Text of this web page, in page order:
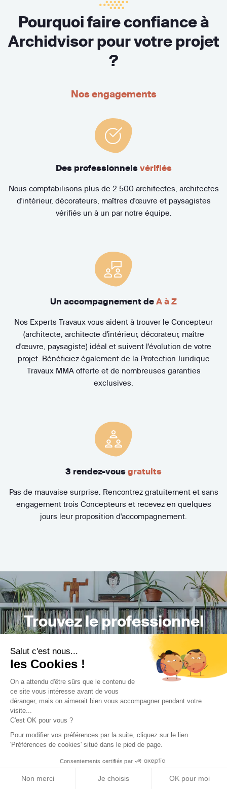
Salut c'est nous...
les Cookies !
On a attendu d'être sûrs que le contenu de
ce site vous intéresse avant de vous
déranger, mais on aimerait bien vous accompagner pendant votre
visite...
C'est OK pour vous ?
Pour modifier vos préférences par la suite, cliquez sur le lien
'Préférences de cookies' situé dans le pied de page.
Consentements certifiés par
Non merci Je choisis OK pour moi
Pourquoi faire confiance à
Archidvisor pour votre projet
?
Nos engagements
Des professionnels vérifiés
Nous comptabilisons plus de 2 500 architectes, architectes
d'intérieur, décorateurs, maîtres d'œuvre et paysagistes
vérifiés un à un par notre équipe.
Un accompagnement de A à Z
Nos Experts Travaux vous aident à trouver le Concepteur
(architecte, architecte d'intérieur, décorateur, maître
d'œuvre, paysagiste) idéal et suivent l'évolution de votre
projet. Bénéficiez également de la Protection Juridique
Travaux MMA offerte et de nombreuses garanties
exclusives.
3 rendez-vous gratuits
Pas de mauvaise surprise. Rencontrez gratuitement et sans
engagement trois Concepteurs et recevez en quelques
jours leur proposition d'accompagnement.
Trouvez le professionnel
le plus adapté à votre
Trouver mon Concepteur